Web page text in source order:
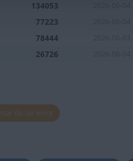
134053
77223
78444
26726
de un error